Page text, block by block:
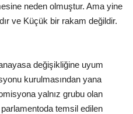
neden olmuştur. Ama yine
ve Küçük bir rakam değildir.
değişikliğine uyum
kurulmasından yana
yalnız grubu olan
temsil edilen